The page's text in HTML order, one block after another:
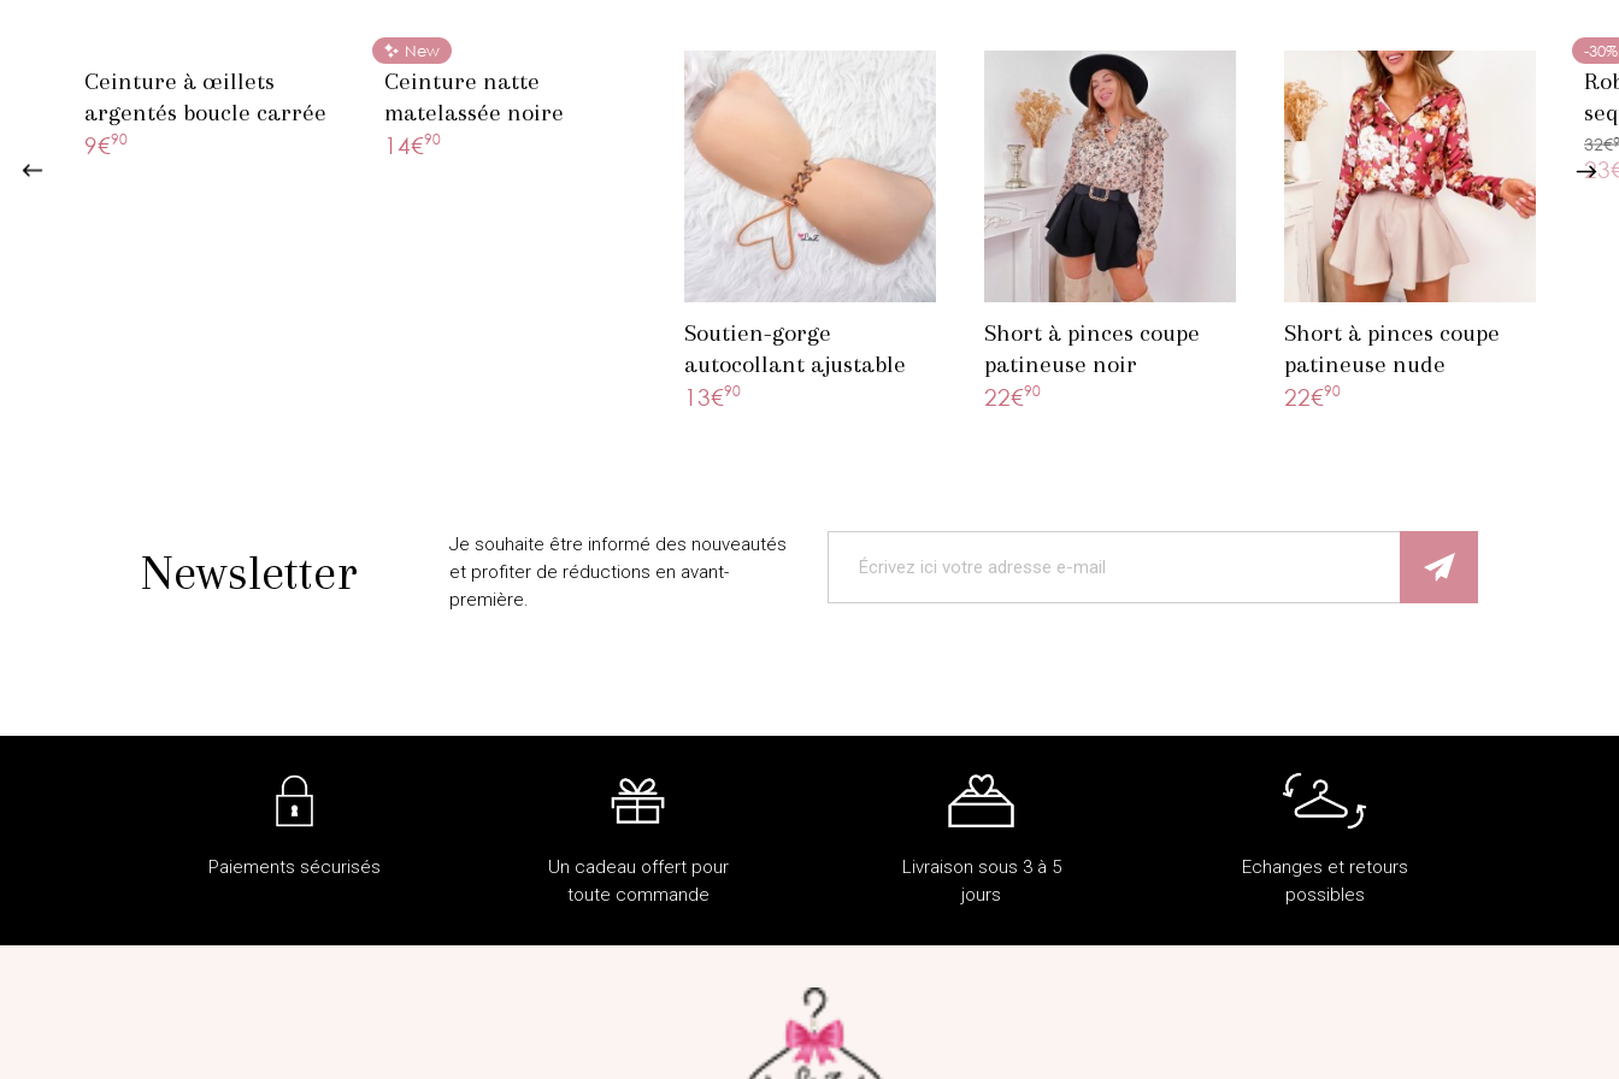
Ceinture à œillets
argentés boucle carrée
9€90
New
Ceinture natte
matelassée noire
14€90
Soutien-gorge
autocollant ajustable
beige
13€90
Short à pinces coupe
patineuse noir
22€90
Short à pinces coupe
patineuse nude
22€90
-30%
32€
Newsletter
Je souhaite être informé des nouveautés
et profiter de réductions en avant-
première.
Paiements sécurisés
Un cadeau offert pour
toute commande
Livraison sous 3 à 5
jours
Echanges et retours
possibles